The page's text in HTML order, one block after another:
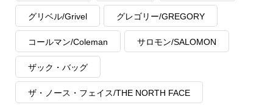
グリベル/Grivel グレゴリー/GREGORY
コールマン/Coleman サロモン/SALOMON
ザック・バッグ
ザ・ノース・フェイス/THE NORTH FACE